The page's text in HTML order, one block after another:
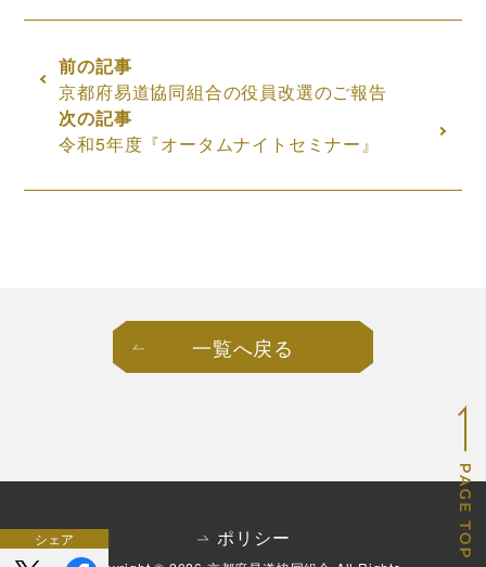
京都府易道協同組合の役員改選のご報告
令和5年度『オータムナイトセミナー』
一覧へ戻る
ポリシー